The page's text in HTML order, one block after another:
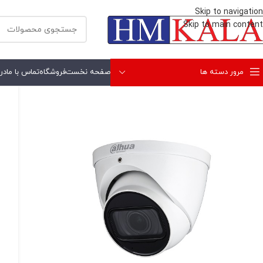
Skip to navigation
Skip to main content
مرور دسته ها صفحه نخستفروشگاهتماس با ما